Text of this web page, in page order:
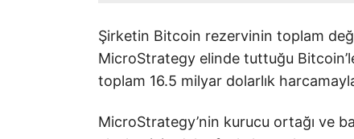
Şirketin Bitcoin rezervinin toplam
MicroStrategy elinde tuttuğu
toplam 16.5 milyar dolarlık
MicroStrategy’nin kurucu ortağı ve